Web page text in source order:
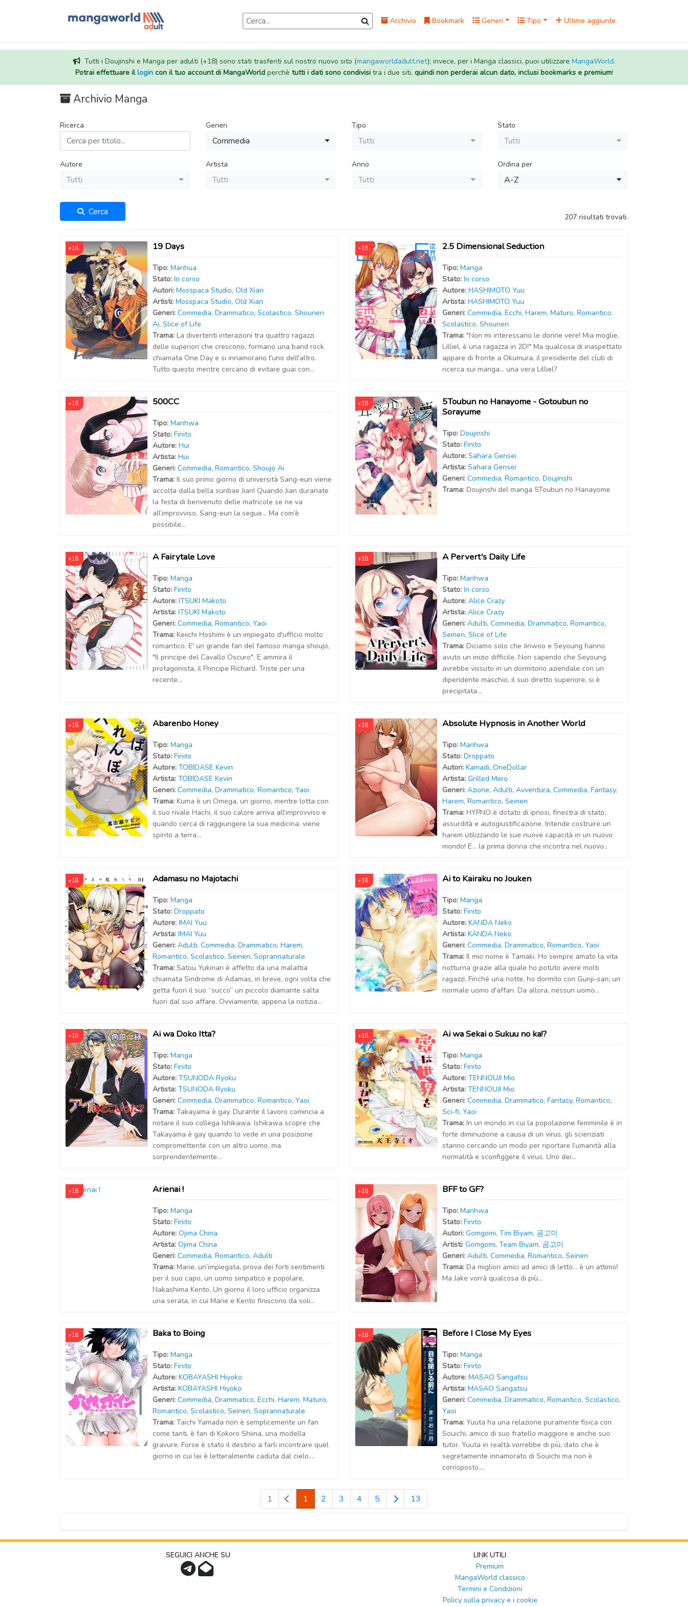
Archivio Bookmark Generi Tipo Ultime aggiunte
Tutti i Doujinshi e Manga per adulti (+18) sono stati trasferiti sul nostro nuovo sito (mangaworldadult.net); invece, per i Manga classici, puoi utilizzare MangaWorld.
Potrai effettuare illogincon il tuo account di MangaWorldperchè tutti i dati sono condivisitra i due siti, quindi non perderai alcun dato, inclusi bookmarks e premium!
Archivio Manga
Ricerca Generi
Commedia
Tipo
Tutti
Stato
Tutti
Autore
Tutti
Artista
Tutti
Anno
Tutti
Ordina per
A-Z
Cerca 207 risultati trovati.
+18 19 Days
Tipo: Manhua
Stato: In corso
Autori: Mosspaca Studio, Old Xian
Artisti: Mosspaca Studio, Old Xian
Generi: Commedia, Drammatico, Scolastico, Shounen
Ai, Slice of Life
Trama: La divertenti interazioni tra quattro ragazzi
delle superiori che crescono, formano una band rock
chiamata One Day e si innamorano l'uno dell'altro.
Tutto questo mentre cercano di evitare guai con...
+18 2.5 Dimensional Seduction
Tipo:Manga
Stato:In corso
Autore:HASHIMOTO Yuu
Artista:HASHIMOTO Yuu
Generi:Commedia,Ecchi,Harem,Maturo,Romantico,
Scolastico,Shounen
Trama:"Non mi interessano le donne vere! Mia moglie,
Lilliel, è una ragazza in 2D!" Ma qualcosa di inaspettato
appare di fronte a Okumura, il presidente del club di
ricerca sui manga... una vera Lilliel?
+18 500CC
Tipo: Manhwa
Stato: Finito
Autore: Hui
Artista: Hui
Generi: Commedia, Romantico, Shoujo Ai
Trama: Il suo primo giorno di università Sang-eun viene
accolta dalla bella sunbae Jian! Quando Jian duranate
la festa di benvenuto delle matricole se ne va
all’improvviso, Sang-eun la segue... Ma com’è
possibile...
+18
5Toubun no Hanayome - Gotoubun no
Sorayume
Tipo:Doujinshi
Stato:Finito
Autore:Sahara Gensei
Artista:Sahara Gensei
Generi:Commedia,Romantico,Doujinshi
Trama:Doujinshi del manga 5Toubun no Hanayome
+18 A Fairytale Love
Tipo: Manga
Stato: Finito
Autore: ITSUKI Makoto
Artista: ITSUKI Makoto
Generi: Commedia, Romantico, Yaoi
Trama: Keiichi Hoshimi è un impiegato d'ufficio molto
romantico. E' un grande fan del famoso manga shoujo,
"Il principe del Cavallo Oscuro". E ammira il
protagonista, il Principe Richard. Triste per una
recente...
+18 A Pervert's Daily Life
Tipo:Manhwa
Stato:In corso
Autore:Alice Crazy
Artista:Alice Crazy
Generi:Adulti,Commedia,Drammatico,Romantico,
Seinen,Slice of Life
Trama:Diciamo solo che Jinwoo e Seyoung hanno
avuto un inizio difficile. Non sapendo che Seyoung
avrebbe vissuto in un dormitorio aziendale con un
dipendente maschio, il suo diretto superiore, si è
precipitata...
+18 Abarenbo Honey
Tipo: Manga
Stato: Finito
Autore: TOBIDASE Kevin
Artista: TOBIDASE Kevin
Generi: Commedia, Drammatico, Romantico, Yaoi
Trama: Kuma è un Omega, un giorno, mentre lotta con
il suo rivale Hachi, il suo calore arriva all’improvviso e
quando cerca di raggiungere la sua medicina, viene
spinto a terra…
+18 Absolute Hypnosis in Another World
Tipo:Manhwa
Stato:Droppato
Autori:Kamadi,OneDollar
Artista:Grilled Mero
Generi:Azione,Adulti,Avventura,Commedia,Fantasy,
Harem,Romantico,Seinen
Trama:HYPNO è dotato di ipnosi, finestra di stato,
assurdità e autogiustificazione. Intende costruire un
harem utilizzando le sue nuove capacità in un nuovo
mondo! E... la prima donna che incontra nel nuovo...
+18 Adamasu no Majotachi
Tipo: Manga
Stato: Droppato
Autore: IMAI Yuu
Artista: IMAI Yuu
Generi: Adulti, Commedia, Drammatico, Harem,
Romantico, Scolastico, Seinen, Soprannaturale
Trama: Satou Yukinari è affetto da una malattia
chiamata Sindrome di Adamas, in breve, ogni volta che
getta fuori il suo “succo” un piccolo diamante salta
fuori dal suo affare. Ovviamente, appena la notizia...
+18 Ai to Kairaku no Jouken
Tipo:Manga
Stato:Finito
Autore:KANDA Neko
Artista:KANDA Neko
Generi:Commedia,Drammatico,Romantico,Yaoi
Trama:Il mio nome è Tamaki. Ho sempre amato la vita
notturna grazie alla quale ho potuto avere molti
ragazzi. Finché una notte, ho dormito con Gunji-san, un
normale uomo d'affari. Da allora, nessun uomo...
+18 Ai wa Doko Itta?
Tipo: Manga
Stato: Finito
Autore: TSUNODA Ryoku
Artista: TSUNODA Ryoku
Generi: Commedia, Drammatico, Romantico, Yaoi
Trama: Takayama è gay. Durante il lavoro comincia a
notare il suo collega Ishikawa. Ishikawa scopre che
Takayama è gay quando lo vede in una posizione
compromettente con un altro uomo, ma
sorprendentemente...
+18 Ai wa Sekai o Sukuu no ka!?
Tipo:Manga
Stato:Finito
Autore:TENNOUJI Mio
Artista:TENNOUJI Mio
Generi:Commedia,Drammatico,Fantasy,Romantico,
Sci-fi,Yaoi
Trama:In un mondo in cui la popolazione femminile è in
forte diminuzione a causa di un virus, gli scienziati
stanno cercando un modo per riportare l’umanità alla
normalità e sconfiggere il virus. Uno dei...
+18 Arienai !
Tipo: Manga
Stato: Finito
Autore: Ojima China
Artista: Ojima China
Generi: Commedia, Romantico, Adulti
Trama: Marie, un’impiegata, prova dei forti sentimenti
per il suo capo, un uomo simpatico e popolare,
Nakashima Kento. Un giorno il loro ufficio organizza
una serata, in cui Marie e Kento finiscono da soli...
+18 BFF to GF?
Tipo:Manhwa
Stato:Finito
Autori:Gomgomi,Tim Biyam, 곰고미
Artisti:Gomgomi,Team Biyam, 곰고미
Generi:Adulti,Commedia,Romantico,Seinen
Trama:Da migliori amici ad amici di letto... è un attimo!
Ma Jake vorrà qualcosa di più...
+18 Baka to Boing
Tipo: Manga
Stato: Finito
Autore: KOBAYASHI Hiyoko
Artista: KOBAYASHI Hiyoko
Generi: Commedia, Drammatico, Ecchi, Harem, Maturo,
Romantico, Scolastico, Seinen, Soprannaturale
Trama: Taichi Yamada non è semplicemente un fan
come tanti, è fan di Kokoro Shiina, una modella
gravure. Forse è stato il destino a farli incontrare quel
giorno in cui lei è letteralmente caduta dal cielo....
+18 Before I Close My Eyes
Tipo:Manga
Stato:Finito
Autore:MASAO Sangatsu
Artista:MASAO Sangatsu
Generi:Commedia,Drammatico,Romantico,Scolastico,
Yaoi
Trama:Yuuta ha una relazione puramente fisica con
Souichi, amico di suo fratello maggiore e anche suo
tutor. Yuuta in realtà vorrebbe di più, dato che è
segretamente innamorato di Souichi ma non è
corrisposto....
1 1 2 3 4 5 13
SEGUICI ANCHE SU
LINK UTILI
Premium
MangaWorld classico
Termini e Condizioni
Policy sulla privacy e i cookie